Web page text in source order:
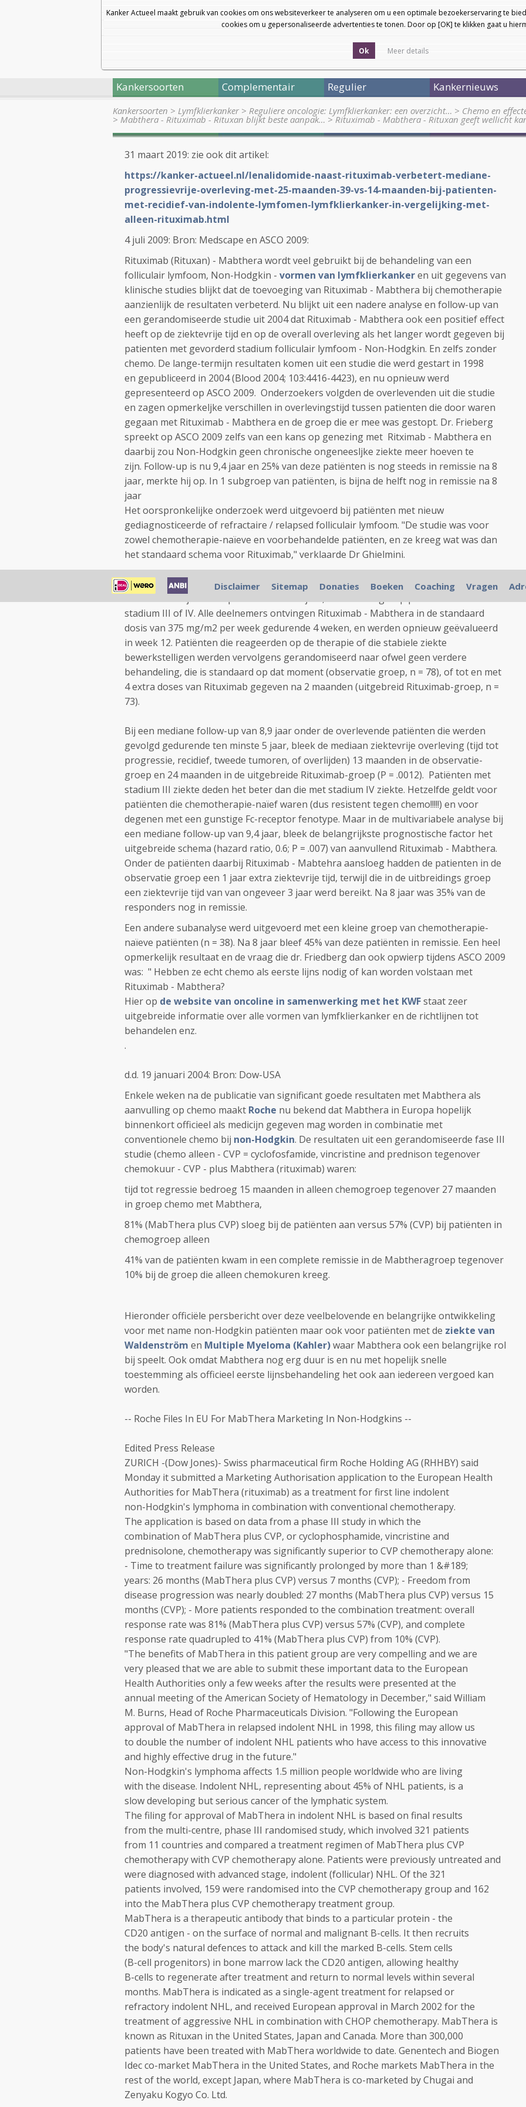
Kanker Actueel maakt gebruik van cookies om ons websiteverkeer te analyseren om u een optimale bezoekerservaring te
cookies om u gepersonaliseerde advertenties te tonen. Door op [OK] te klikken gaat u
Ok Meer details
Kankersoorten Complementair Regulier Kankernieuws
Kankersoorten > Lymfklierkanker> Reguliere oncologie: Lymfklierkanker: een overzicht… > Chemo en
> Mabthera - Rituximab - Rituxan blijkt beste aanpak… >Rituximab - Mabthera - Rituxan geeft wellicht
31 maart 2019: zie ook dit artikel:
https://kanker-actueel.nl/lenalidomide-naast-rituximab-verbetert-mediane-
progressievrije-overleving-met-25-maanden-39-vs-14-maanden-bij-patienten-
met-recidief-van-indolente-lymfomen-lymfklierkanker-in-vergelijking-met-
alleen-rituximab.html
4 juli 2009: Bron: Medscape en ASCO 2009:
Rituximab (Rituxan) - Mabthera wordt veel gebruikt bij de behandeling van een
folliculair lymfoom, Non-Hodgkin - vormen van lymfklierkankeren uit gegevens van
klinische studies blijkt dat de toevoeging van Rituximab - Mabthera bij chemotherapie
aanzienlijk de resultaten verbeterd. Nu blijkt uit een nadere analyse en follow-up van
een gerandomiseerde studie uit 2004 dat Rituximab - Mabthera ook een positief effect
heeft op de ziektevrije tijd en op de overall overleving als het langer wordt gegeven bij
patienten met gevorderd stadium folliculair lymfoom - Non-Hodgkin. En zelfs zonder
chemo. De lange-termijn resultaten komen uit een studie die werd gestart in 1998
en gepubliceerd in 2004 (Blood 2004; 103:4416-4423), en nu opnieuw werd
gepresenteerd op ASCO 2009. Onderzoekers volgden de overlevenden uit die studie
en zagen opmerkeljke verschillen in overlevingstijd tussen patienten die door waren
gegaan met Rituximab - Mabthera en de groep die er mee was gestopt. Dr. Frieberg
spreekt op ASCO 2009 zelfs van een kans op genezing met Ritximab - Mabthera en
daarbij zou Non-Hodgkin geen chronische ongeneesljke ziekte meer hoeven te
zijn. Follow-up is nu 9,4 jaar en 25% van deze patiënten is nog steeds in remissie na 8
jaar, merkte hij op. In 1 subgroep van patiënten, is bijna de helft nog in remissie na 8
jaar
Het oorspronkelijke onderzoek werd uitgevoerd bij patiënten met nieuw
gediagnosticeerde of refractaire / relapsed folliculair lymfoom. "De studie was voor
zowel chemotherapie-naïeve en voorbehandelde patiënten, en ze kreeg wat was dan
het standaard schema voor Rituximab," verklaarde Dr Ghielmini.
Van de 202 patiënten in de oorspronkeljke studie werden er 151 gerandomiseerd. De
stadium III of IV. Alle deelnemers ontvingen Rituximab - Mabthera in de standaard
dosis van 375 mg/m2 per week gedurende 4 weken, en werden opnieuw geëvalueerd
in week 12. Patiënten die reageerden op de therapie of die stabiele ziekte
bewerkstelligen werden vervolgens gerandomiseerd naar ofwel geen verdere
behandeling, die is standaard op dat moment (observatie groep, n = 78), of tot en met
4 extra doses van Rituximab gegeven na 2 maanden (uitgebreid Rituximab-groep, n =
73).
Bij een mediane follow-up van 8,9 jaar onder de overlevende patiënten die werden
gevolgd gedurende ten minste 5 jaar, bleek de mediaan ziektevrije overleving (tijd tot
progressie, recidief, tweede tumoren, of overlijden) 13 maanden in de observatie-
groep en 24 maanden in de uitgebreide Rituximab-groep (P = .0012). Patiënten met
stadium III ziekte deden het beter dan die met stadium IV ziekte. Hetzelfde geldt voor
patiënten die chemotherapie-naïef waren (dus resistent tegen chemo!!!!!) en voor
degenen met een gunstige Fc-receptor fenotype. Maar in de multivariabele analyse bij
een mediane follow-up van 9,4 jaar, bleek de belangrijkste prognostische factor het
uitgebreide schema (hazard ratio, 0.6; P = .007) van aanvullend Rituximab - Mabthera.
Onder de patiënten daarbij Rituximab - Mabtehra aansloeg hadden de patienten in de
observatie groep een 1 jaar extra ziektevrije tijd, terwijl die in de uitbreidings groep
een ziektevrije tijd van van ongeveer 3 jaar werd bereikt. Na 8 jaar was 35% van de
responders nog in remissie.
Een andere subanalyse werd uitgevoerd met een kleine groep van chemotherapie-
naïeve patiënten (n = 38). Na 8 jaar bleef 45% van deze patiënten in remissie. Een heel
opmerkelijk resultaat en de vraag die dr. Friedberg dan ook opwierp tijdens ASCO 2009
was: " Hebben ze echt chemo als eerste lijns nodig of kan worden volstaan met
Rituximab - Mabthera?
Hier op de website van oncoline in samenwerking met het KWFstaat zeer
uitgebreide informatie over alle vormen van lymfklierkanker en de richtlijnen tot
behandelen enz.
.
d.d. 19 januari 2004: Bron: Dow-USA
Enkele weken na de publicatie van significant goede resultaten met Mabthera als
aanvulling op chemo maakt Roche nu bekend dat Mabthera in Europa hopelijk
binnenkort officieel als medicijn gegeven mag worden in combinatie met
conventionele chemo bij non-Hodgkin. De resultaten uit een gerandomiseerde fase III
studie (chemo alleen - CVP = cyclofosfamide, vincristine and prednison tegenover
chemokuur - CVP - plus Mabthera (rituximab) waren:
tijd tot regressie bedroeg 15 maanden in alleen chemogroep tegenover 27 maanden
in groep chemo met Mabthera,
81% (MabThera plus CVP) sloeg bij de patiënten aan versus 57% (CVP) bij patiënten in
chemogroep alleen
41% van de patiënten kwam in een complete remissie in de Mabtheragroep tegenover
10% bij de groep die alleen chemokuren kreeg.
Hieronder officiële persbericht over deze veelbelovende en belangrijke ontwikkeling
voor met name non-Hodgkin patiënten maar ook voor patiënten met de ziekte van
Waldenström en Multiple Myeloma (Kahler)waar Mabthera ook een belangrijke rol
bij speelt. Ook omdat Mabthera nog erg duur is en nu met hopelijk snelle
toestemming als officieel eerste lijnsbehandeling het ook aan iedereen vergoed kan
worden.
-- Roche Files In EU For MabThera Marketing In Non-Hodgkins --
Edited Press Release
ZURICH -(Dow Jones)- Swiss pharmaceutical firm Roche Holding AG (RHHBY) said
Monday it submitted a Marketing Authorisation application to the European Health
Authorities for MabThera (rituximab) as a treatment for first line indolent
non-Hodgkin's lymphoma in combination with conventional chemotherapy.
The application is based on data from a phase III study in which the
combination of MabThera plus CVP, or cyclophosphamide, vincristine and
prednisolone, chemotherapy was significantly superior to CVP chemotherapy alone:
- Time to treatment failure was significantly prolonged by more than 1 &#189;
years: 26 months (MabThera plus CVP) versus 7 months (CVP); - Freedom from
disease progression was nearly doubled: 27 months (MabThera plus CVP) versus 15
months (CVP); - More patients responded to the combination treatment: overall
response rate was 81% (MabThera plus CVP) versus 57% (CVP), and complete
response rate quadrupled to 41% (MabThera plus CVP) from 10% (CVP).
"The benefits of MabThera in this patient group are very compelling and we are
very pleased that we are able to submit these important data to the European
Health Authorities only a few weeks after the results were presented at the
annual meeting of the American Society of Hematology in December," said William
M. Burns, Head of Roche Pharmaceuticals Division. "Following the European
approval of MabThera in relapsed indolent NHL in 1998, this filing may allow us
to double the number of indolent NHL patients who have access to this innovative
and highly effective drug in the future."
Non-Hodgkin's lymphoma affects 1.5 million people worldwide who are living
with the disease. Indolent NHL, representing about 45% of NHL patients, is a
slow developing but serious cancer of the lymphatic system.
The filing for approval of MabThera in indolent NHL is based on final results
from the multi-centre, phase III randomised study, which involved 321 patients
from 11 countries and compared a treatment regimen of MabThera plus CVP
chemotherapy with CVP chemotherapy alone. Patients were previously untreated and
were diagnosed with advanced stage, indolent (follicular) NHL. Of the 321
patients involved, 159 were randomised into the CVP chemotherapy group and 162
into the MabThera plus CVP chemotherapy treatment group.
MabThera is a therapeutic antibody that binds to a particular protein - the
CD20 antigen - on the surface of normal and malignant B-cells. It then recruits
the body's natural defences to attack and kill the marked B-cells. Stem cells
(B-cell progenitors) in bone marrow lack the CD20 antigen, allowing healthy
B-cells to regenerate after treatment and return to normal levels within several
months. MabThera is indicated as a single-agent treatment for relapsed or
refractory indolent NHL, and received European approval in March 2002 for the
treatment of aggressive NHL in combination with CHOP chemotherapy. MabThera is
known as Rituxan in the United States, Japan and Canada. More than 300,000
patients have been treated with MabThera worldwide to date. Genentech and Biogen
Idec co-market MabThera in the United States, and Roche markets MabThera in the
rest of the world, except Japan, where MabThera is co-marketed by Chugai and
Zenyaku Kogyo Co. Ltd.
Disclaimer Sitemap Donaties Boeken Coaching Vragen